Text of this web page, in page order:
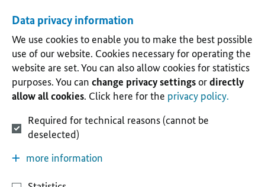
Data privacy information
We use cookies to enable you to make the best possible
use of our website. Cookies necessary for operating the
website are set. You can also allow cookies for statistics
purposes. You can change privacy settingsordirectly
allow all cookies. Click here for the privacy policy.
Required for technical reasons (cannot be
deselected)
more information